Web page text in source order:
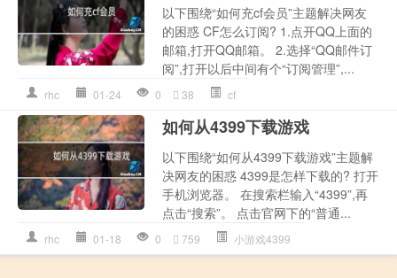
以下围绕“如何充cf会员”主题解决网友
的困惑 CF怎么订阅? 1.点开QQ上面的
邮箱,打开QQ邮箱。 2.选择“QQ邮件订
阅”,打开以后中间有个“订阅管理”,...
rhc 01-24 0 38 cf
如何从4399下载游戏
以下围绕“如何从4399下载游戏”主题解
决网友的困惑 4399是怎样下载的? 打开
手机浏览器。 在搜索栏输入“4399”,再
点击“搜索”。 点击官网下的“普通...
rhc 01-18 0 759 小游戏4399